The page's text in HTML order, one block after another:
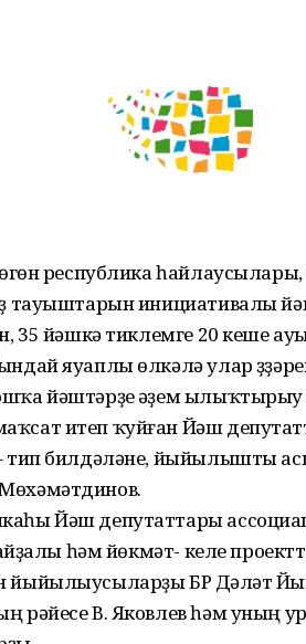
республика
тауыштарын инициативалы
35 йәшкә тиклемге 20 кеше
яуаплы өлкәлә улар
йәштәрҙе әүҙем ылыҡтырыу
итеп ҡуйған Йәш
тип билдәләне, йыйылышты
Йәш депутаттары
һәм йөкмәт- келе
йыйылыусыларҙы БР Дәүләт
рәйесе В. Яковлев һәм уның